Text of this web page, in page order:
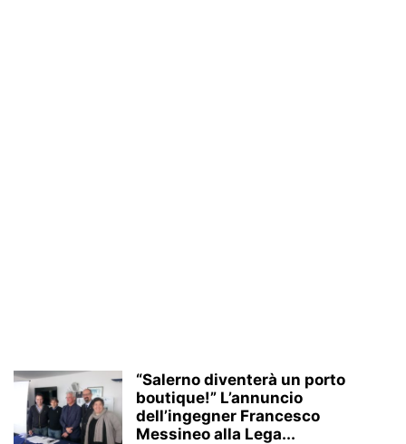
“Salerno diventerà un porto
boutique!” L’annuncio
dell’ingegner Francesco
Messineo alla Lega...